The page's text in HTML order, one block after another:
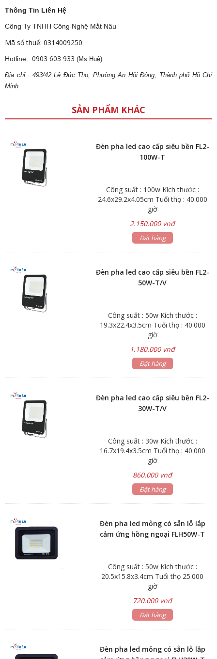
Thông Tin Liên Hệ
Công Ty TNHH Công Nghệ Mắt Nâu
Mã số thuế: 0314009250
Hotline: 0903 603 933 (Ms Huệ)
Địa chỉ : 493/42 Lê Đức Thọ, Phường An Hội Đông, Thành phố Hồ Chí
Minh
SẢN PHẨM KHÁC
Đèn pha led cao cấp siêu bền FL2-
100W-T
Công suất : 100w Kích thước :
24.6x29.2x4.05cm Tuổi thọ : 40.000
giờ
2.150.000 vnđ
Đặt hàng
Đèn pha led cao cấp siêu bền FL2-
50W-T/V
Công suất : 50w Kích thước :
19.3x22.4x3.5cm Tuổi thọ : 40.000
giờ
1.180.000 vnđ
Đặt hàng
Đèn pha led cao cấp siêu bền FL2-
30W-T/V
Công suất : 30w Kích thước :
16.7x19.4x3.5cm Tuổi thọ : 40.000
giờ
860.000 vnđ
Đặt hàng
Đèn pha led mỏng có sẵn lỗ lắp
cảm ứng hồng ngoại FLH50W-T
Công suất : 50w Kích thước :
20.5x15.8x3.4cm Tuổi thọ 25.000
giờ
720.000 vnđ
Đặt hàng
Đèn pha led mỏng có sẵn lỗ lắp